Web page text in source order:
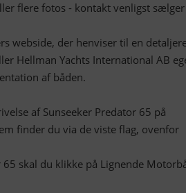
flere fotos - kontakt venligst sælger
webside, der henviser til en
Hellman Yachts International AB
af båden.
af Sunseeker Predator 65 på
finder du via de viste flag, ovenfor
skal du klikke på Lignende